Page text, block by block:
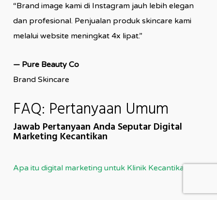
“Brand image kami di Instagram jauh lebih elegan
dan profesional. Penjualan produk skincare kami
melalui website meningkat 4x lipat.”
— Pure Beauty Co
Brand Skincare
FAQ: Pertanyaan Umum
Jawab Pertanyaan Anda Seputar Digital
Marketing Kecantikan
Apa itu digital marketing untuk Klinik Kecantikan?